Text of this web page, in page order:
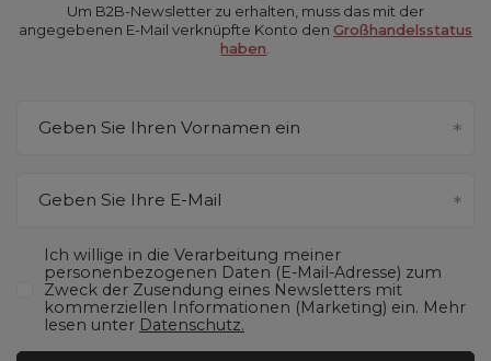
Um B2B-Newsletter zu erhalten, muss das mit der
angegebenen E-Mail verknüpfte Konto den Großhandelsstatus
haben
Geben Sie Ihren Vornamen ein
Geben Sie Ihre E-Mail
Ich willige in die Verarbeitung meiner
personenbezogenen Daten (E-Mail-Adresse) zum
Zweck der Zusendung eines Newsletters mit
kommerziellen Informationen (Marketing) ein. Mehr
lesen unter Datenschutz.